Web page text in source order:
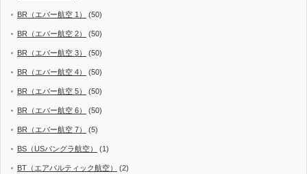
BR（エバー航空 1） (50)
BR（エバー航空 2） (50)
BR（エバー航空 3） (50)
BR（エバー航空 4） (50)
BR（エバー航空 5） (50)
BR（エバー航空 6） (50)
BR（エバー航空 7） (5)
BS（USバングラ航空） (1)
BT（エアバルティック航空） (2)